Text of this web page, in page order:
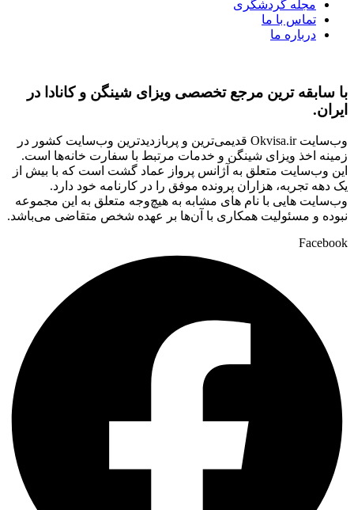
مجله گردشگری
تماس با ما
درباره ما
با سابقه ‌ترین مرجع تخصصی ویزای شینگن و کانادا در
ایران.
وب‌سایت Okvisa.ir قدیمی‌ترین و پربازدیدترین وب‌سایت کشور در
زمینه اخذ ویزای شینگن و خدمات مرتبط با سفارت‌ خانه‌ها است.
این وب‌سایت متعلق به آژانس پرواز عماد گشت است که با بیش از
یک دهه تجربه، هزاران پرونده موفق را در کارنامه خود دارد.
وب‌سایت‌ هایی با نام‌ های مشابه به هیچ‌وجه متعلق به این مجموعه
نبوده و مسئولیت همکاری با آن‌ها بر عهده شخص متقاضی می‌باشد.
Facebook